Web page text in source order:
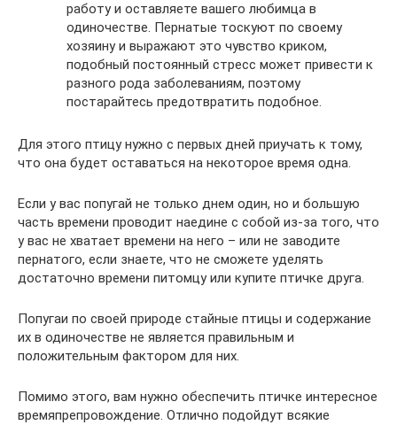
работу и оставляете вашего любимца в
одиночестве. Пернатые тоскуют по своему
хозяину и выражают это чувство криком,
подобный постоянный стресс может привести к
разного рода заболеваниям, поэтому
постарайтесь предотвратить подобное.
Для этого птицу нужно с первых дней приучать к тому,
что она будет оставаться на некоторое время одна.
Если у вас попугай не только днем один, но и большую
часть времени проводит наедине с собой из-за того, что
у вас не хватает времени на него – или не заводите
пернатого, если знаете, что не сможете уделять
достаточно времени питомцу или купите птичке друга.
Попугаи по своей природе стайные птицы и содержание
их в одиночестве не является правильным и
положительным фактором для них.
Помимо этого, вам нужно обеспечить птичке интересное
времяпрепровождение. Отлично подойдут всякие